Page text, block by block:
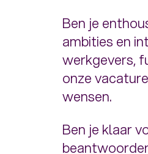
Ben je
ambities en
werkgevers,
onze
wensen.
Ben je klaar